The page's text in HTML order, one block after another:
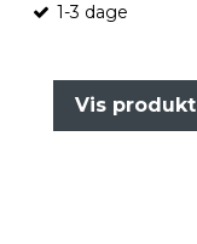
1-3 dage
Vis produkt